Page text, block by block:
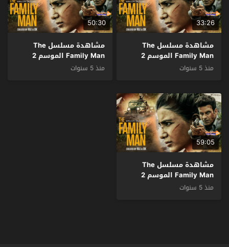
33:26
مشاهدة مسلسل The
Family Man الموسم 2
الحلقة 3 مترجم
منذ 5 سنوات
50:30
مشاهدة مسلسل The
Family Man الموسم 2
الحلقة 2 مترجم
منذ 5 سنوات
59:05
مشاهدة مسلسل The
Family Man الموسم 2
الحلقة 1 مترجم
منذ 5 سنوات